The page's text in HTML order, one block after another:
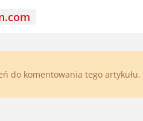
do komentowania tego artykułu.